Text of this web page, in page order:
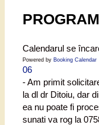
Calendarul se
Powered by Booking Calendar
06
- Am primit
la dl dr Ditoiu, dar
ea nu poate fi
sunati va rog la